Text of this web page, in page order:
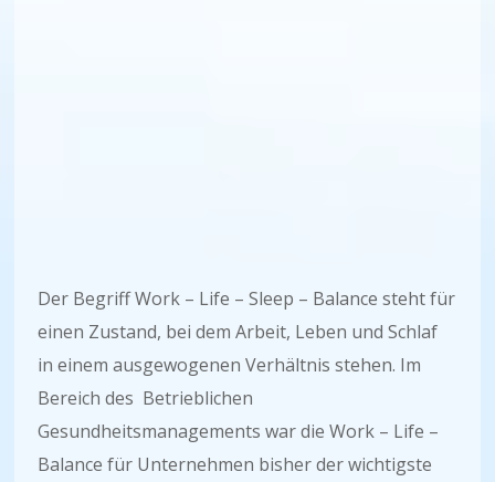
Der Begriff Work – Life – Sleep – Balance steht für
einen Zustand, bei dem Arbeit, Leben und Schlaf
in einem ausgewogenen Verhältnis stehen. Im
Bereich des Betrieblichen
Gesundheitsmanagements war die Work – Life –
Balance für Unternehmen bisher der wichtigste